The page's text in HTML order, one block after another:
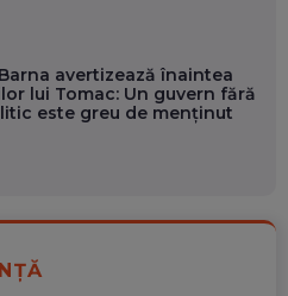
avertizează înaintea
lui Tomac: Un guvern fără
este greu de menținut